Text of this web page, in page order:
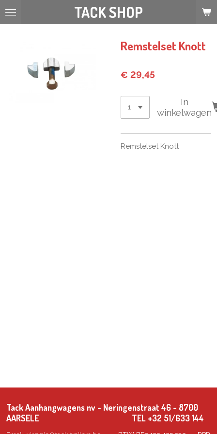
Ga
TACK SHOP
Remstelset Knott
€ 29,45
In
winkelwagen
Remstelset Knott
Tack Aanhangwagens nv - Neringenstraat 46 - 8700
AARSELE TEL +32 51/633 144